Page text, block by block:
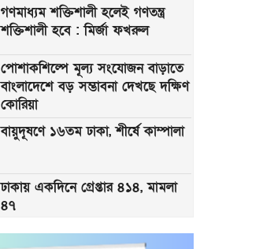
গণমাধ্যম শক্তিশালী হলেই গণতন্ত্র
শক্তিশালী হবে : মির্জা ফখরুল
পোশাকশিল্পে মূল্য সংযোজন বাড়াতে
বাংলাদেশে বড় সম্ভাবনা দেখছে দক্ষিণ
কোরিয়া
বায়ুদূষণে ১৬তম ঢাকা, শীর্ষে কাম্পালা
ঢাকায় একদিনে গ্রেপ্তার ৪১৪, মামলা
৪৭
স্বর্ণের দামে বড় লাফ, এক ভরি মিলছে